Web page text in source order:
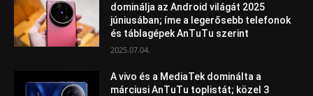
dominálja az Android világát 2025
júniusában; íme a legerősebb telefonok
és táblagépek AnTuTu szerint
2025.07.04.
A vivo és a MediaTek dominálta a
márciusi AnTuTu toplistát; közel 3